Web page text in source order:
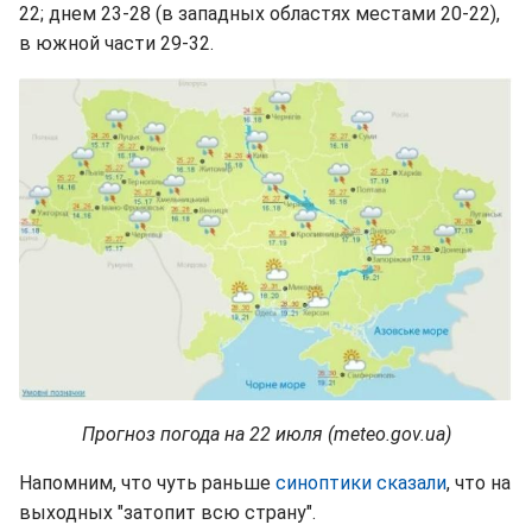
22; днем 23-28 (в западных областях местами 20-22),
в южной части 29-32.
Прогноз погода на 22 июля (meteo.gov.ua)
Напомним, что чуть раньше синоптики сказали, что на
выходных "затопит всю страну".